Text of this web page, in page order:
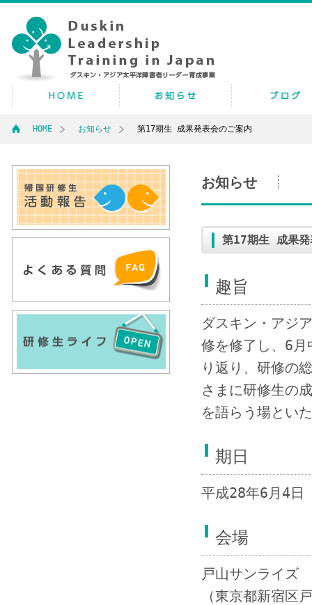
HOME お知らせ 第17期生 成果発表会のご案内
お知らせ
第17期生 成果発
趣旨
ダスキン・アジ
修を修了し、6
り返り、研修の
さまに研修生の
を語らう場とい
期日
平成28年6月4日
会場
戸山サンライズ
（東京都新宿